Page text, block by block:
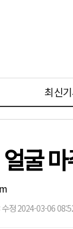
최신
굴
정 2024-03-06